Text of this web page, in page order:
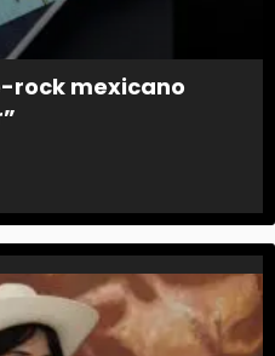
rock mexicano